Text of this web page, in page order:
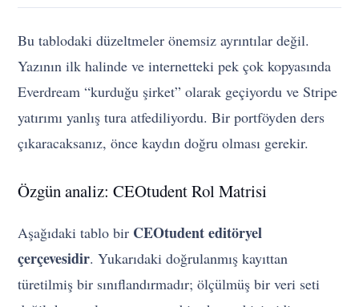
Bu tablodaki düzeltmeler önemsiz ayrıntılar değil.
Yazının ilk halinde ve internetteki pek çok kopyasında
Everdream “kurduğu şirket” olarak geçiyordu ve Stripe
yatırımı yanlış tura atfediliyordu. Bir portföyden ders
çıkaracaksanız, önce kaydın doğru olması gerekir.
Özgün analiz: CEOtudent Rol Matrisi
Aşağıdaki tablo bir CEOtudent editöryel
çerçevesidir. Yukarıdaki doğrulanmış kayıttan
türetilmiş bir sınıflandırmadır; ölçülmüş bir veri seti